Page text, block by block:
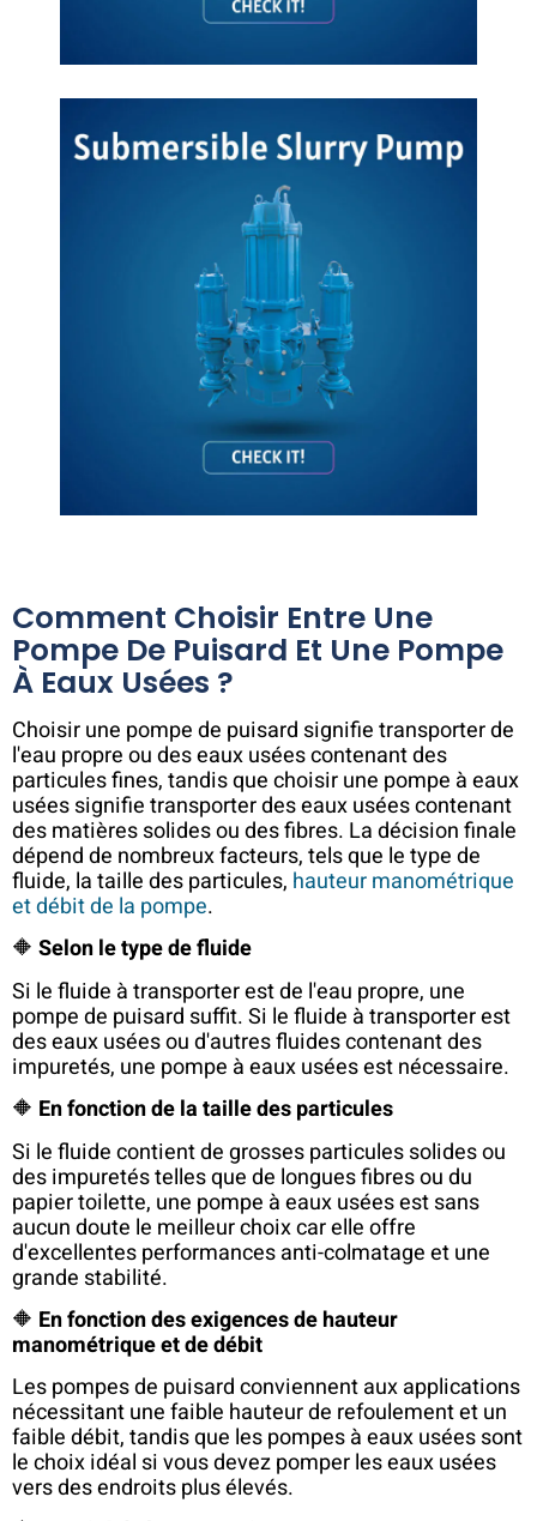
Comment Choisir Entre Une
Pompe De Puisard Et Une Pompe
À Eaux Usées ?
Choisir une pompe de puisard signifie transporter de
l'eau propre ou des eaux usées contenant des
particules fines, tandis que choisir une pompe à eaux
usées signifie transporter des eaux usées contenant
des matières solides ou des fibres. La décision finale
dépend de nombreux facteurs, tels que le type de
fluide, la taille des particules, hauteur manométrique
et débit de la pompe.
🔶 Selon le type de fluide
Si le fluide à transporter est de l'eau propre, une
pompe de puisard suffit. Si le fluide à transporter est
des eaux usées ou d'autres fluides contenant des
impuretés, une pompe à eaux usées est nécessaire.
🔶 En fonction de la taille des particules
Si le fluide contient de grosses particules solides ou
des impuretés telles que de longues fibres ou du
papier toilette, une pompe à eaux usées est sans
aucun doute le meilleur choix car elle offre
d'excellentes performances anti-colmatage et une
grande stabilité.
🔶 En fonction des exigences de hauteur
manométrique et de débit
Les pompes de puisard conviennent aux applications
nécessitant une faible hauteur de refoulement et un
faible débit, tandis que les pompes à eaux usées sont
le choix idéal si vous devez pomper les eaux usées
vers des endroits plus élevés.